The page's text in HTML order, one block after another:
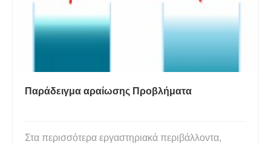
Παράδειγμα αραίωσης Προβλήματα
Στα περισσότερα εργαστηριακά περιβάλλοντα,